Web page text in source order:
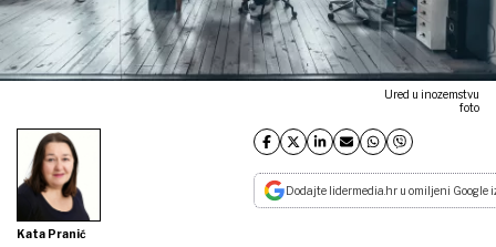
Ured u inozemstvu
foto
Kata Pranić
Dodajte lidermedia.hr u omiljeni Google